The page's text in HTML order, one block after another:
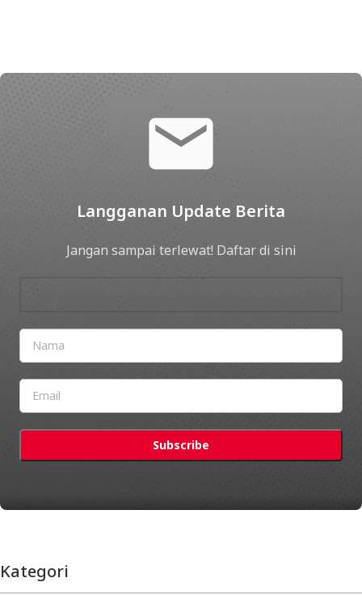
Langganan Update Berita
Jangan sampai terlewat! Daftar di sini
Kategori